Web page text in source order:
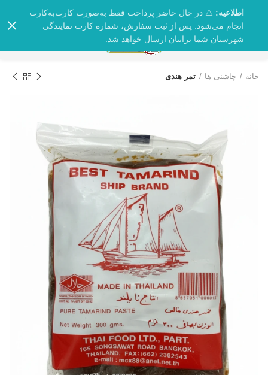
خانه چاشنی ها تمر هندی
اطلاعیه: ⚠️ در حال حاضر پرداخت فقط به‌صورت کارت‌به‌کارت
انجام می‌شود. پس از ثبت سفارش، شماره کارت نمایندگی
شهرستان شما برایتان ارسال خواهد شد.